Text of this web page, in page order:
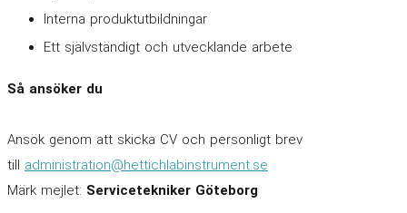
Interna produktutbildningar
Ett självständigt och utvecklande arbete
Så ansöker du
Ansök genom att skicka CV och personligt brev
till administration@hettichlabinstrument.se
Märk mejlet: Servicetekniker Göteborg